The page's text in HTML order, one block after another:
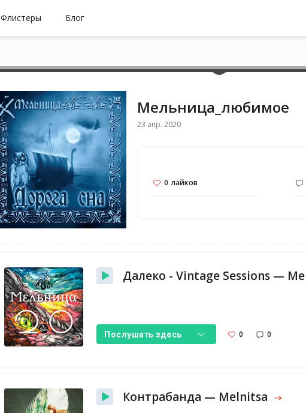
Флистеры Блог
Мельница_любимое
23 апр. 2020
0 лайков
Послушать здесь 0 0
Контрабанда — Melnitsa